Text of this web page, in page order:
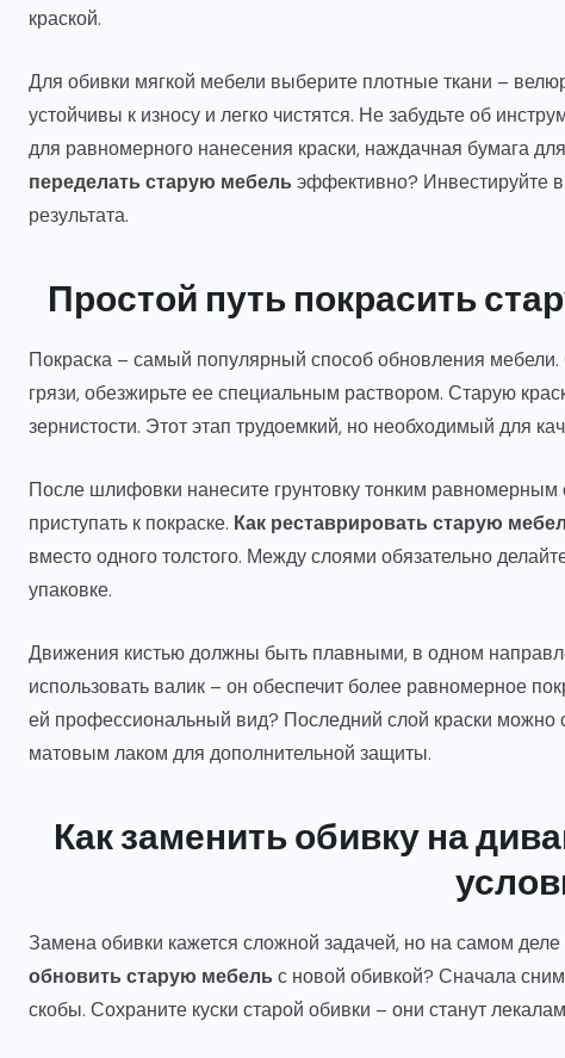
краской.
Для обивки мягкой мебели выберите плотные ткани –
устойчивы к износу и легко чистятся. Не забудьте об
для равномерного нанесения краски, наждачная бумага
переделать старую мебель эффективно? Инвестируйте
результата.
Простой путь покрасить
Покраска – самый популярный способ обновления
грязи, обезжирьте ее специальным раствором. Старую
зернистости. Этот этап трудоемкий, но необходимый для
После шлифовки нанесите грунтовку тонким
приступать к покраске. Как реставрировать старую
вместо одного толстого. Между слоями обязательно
упаковке.
Движения кистью должны быть плавными, в одном
использовать валик – он обеспечит более равномерное
ей профессиональный вид? Последний слой краски можно
матовым лаком для дополнительной защиты.
Как заменить обивку на
Замена обивки кажется сложной задачей, но на самом
обновить старую мебель с новой обивкой? Сначала
скобы. Сохраните куски старой обивки – они станут